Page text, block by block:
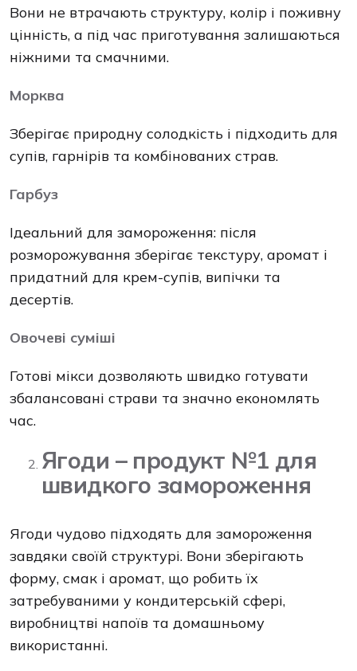
Вони не втрачають структуру, колір і поживну
цінність, а під час приготування залишаються
ніжними та смачними.
Морква
Зберігає природну солодкість і підходить для
супів, гарнірів та комбінованих страв.
Гарбуз
Ідеальний для замороження: після
розморожування зберігає текстуру, аромат і
придатний для крем-супів, випічки та
десертів.
Овочеві суміші
Готові мікси дозволяють швидко готувати
збалансовані страви та значно економлять
час.
Ягоди – продукт №1 для
швидкого замороження
Ягоди чудово підходять для замороження
завдяки своїй структурі. Вони зберігають
форму, смак і аромат, що робить їх
затребуваними у кондитерській сфері,
виробництві напоїв та домашньому
використанні.